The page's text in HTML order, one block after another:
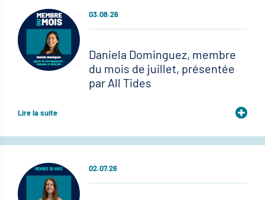
03.08.26
Daniela Dominguez, membre
du mois de juillet, présentée
par All Tides
Lire la suite
02.07.26